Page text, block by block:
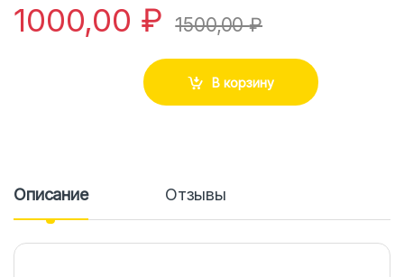
1000,00 ₽ 1500,00₽
В корзину
Описание Отзывы